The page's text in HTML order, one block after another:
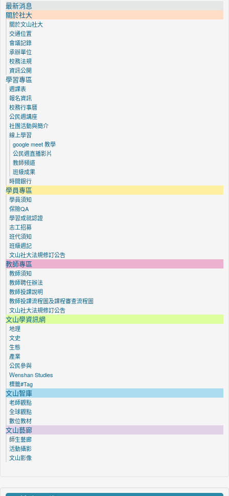
最新消息
關於社大
關於文山社大
交通位置
會議記錄
承辦單位
校務法規
資訊公開
學習專區
週課表
報名資訊
校務行事曆
公民週講座
社團活動與簡介
線上學習
google meet 教學
公民週直播影片
教師頻道
班級成果
時間銀行
學員專區
學員須知
保險QA
學習成就認證
志工招募
班代須知
班級週記
文山社大法規修訂公告
教師專區
教師須知
教師聘任辦法
教師投課說明
教師投課流程圖及課程審查流程圖
文山社大法規修訂公告
文山學資訊網
地理
文史
生態
產業
公民參與
Ｗenshan Studies
標籤#Tag
文山智庫
老師觀點
全球觀點
數位教材
文山藝廊
師生藝廊
活動攝影
文山影像